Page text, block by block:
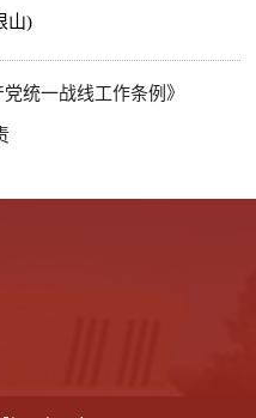
山)
统一战线工作条例》